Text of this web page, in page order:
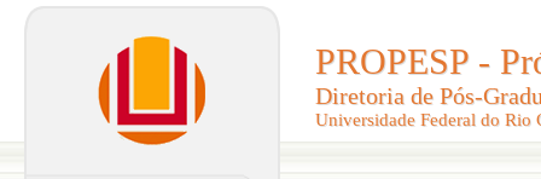
PROPESP -
Diretoria de Pós-
Universidade Federal do Rio
PROPESP -
Diretoria de Pós-
Universidade Federal do Rio